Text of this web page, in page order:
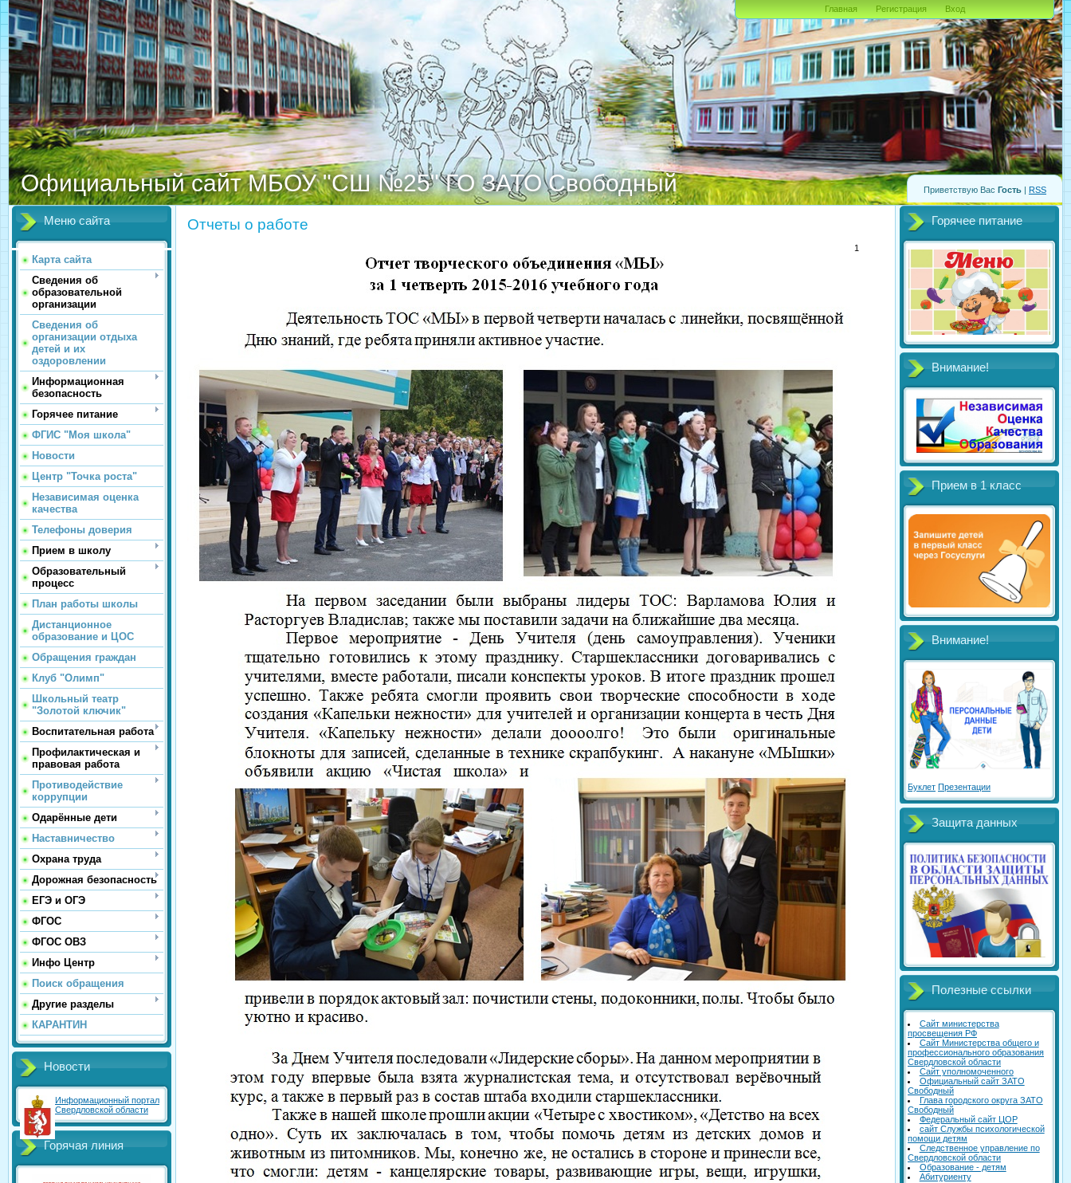
Приветствую Вас Гость | RSS
Официальный сайт МБОУ "СШ №25" ГО ЗАТО Свободный
Главная Регистрация Вход
Меню сайта
Карта сайта
Сведения об
образовательной
организации
Сведения об
организации отдыха
детей и их
оздоровлении
Информационная
безопасность
Горячее питание
ФГИС "Моя школа"
Новости
Центр "Точка роста"
Независимая оценка
качества
Телефоны доверия
Прием в школу
Образовательный
процесс
План работы школы
Дистанционное
образование и ЦОС
Обращения граждан
Клуб "Олимп"
Школьный театр
"Золотой ключик"
Воспитательная работа
Профилактическая и
правовая работа
Противодействие
коррупции
Одарённые дети
Наставничество
Охрана труда
Дорожная безопасность
ЕГЭ и ОГЭ
ФГОС
ФГОС ОВЗ
Инфо Центр
Поиск обращения
Другие разделы
КАРАНТИН
Новости
Информационный портал
Свердловской области
Горячая линия
Отчеты о работе
1
Горячее питание
Внимание!
Прием в 1 класс
Внимание!
Буклет Презентации
Защита данных
Полезные ссылки
Сайт министерства
просвещения РФ
Сайт Министерства общего и
профессионального образования
Свердловской области
Сайт уполномоченного
Официальный сайт ЗАТО
Свободный
Глава городского округа ЗАТО
Свободный
Федеральный сайт ЦОР
сайт Службы психологической
помощи детям
Следственное управление по
Свердловской области
Образование - детям
Абитуриенту